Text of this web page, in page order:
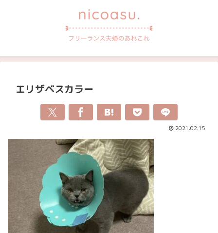
エリザベスカラー
2021.02.15